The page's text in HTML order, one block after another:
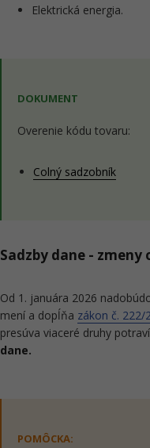
Elektrická energia.
DOKUMENT
Overenie kódu tovaru:
Colný sadzobník
Sadzby dane - zmeny
Od 1. januára 2026
mení a dopĺňa zákon č. 222/
presúva viaceré druhy
dane.
POMÔCKA: